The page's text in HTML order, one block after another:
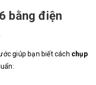
bằng điện
giúp bạn biết cách chụp